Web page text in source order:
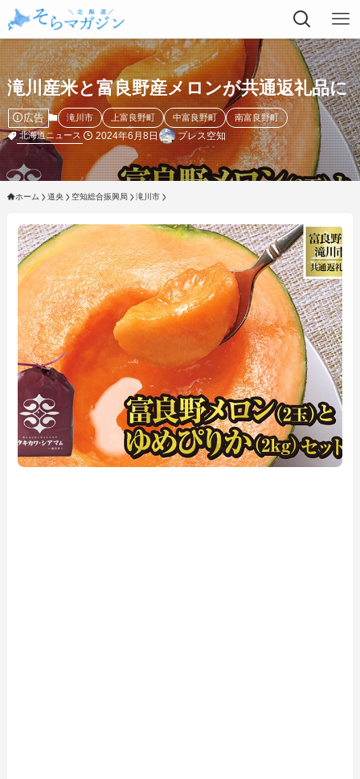
滝川産米と富良野産メロンが共通返礼品に
広告 滝川市 上富良野町 中富良野町
南富良野町
北海道ニュース
2024年6月8日 プレス空知
ホーム 道央 空知総合振興局 滝川市